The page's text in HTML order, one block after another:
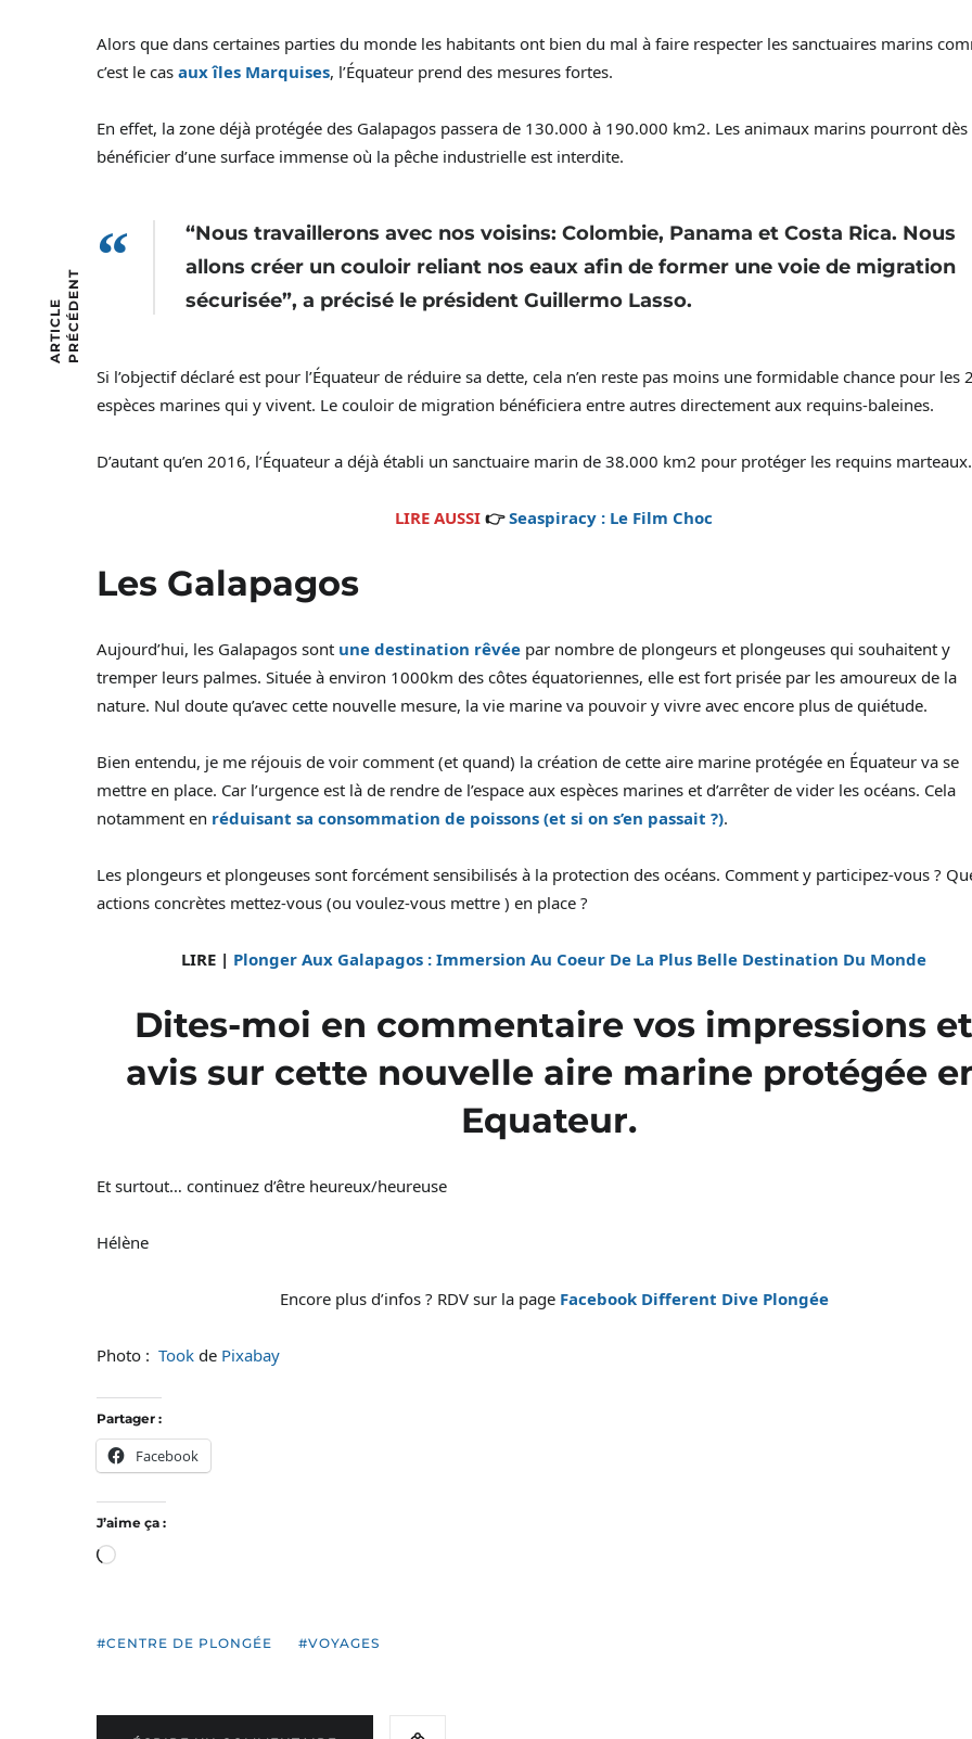
Alors que dans certaines parties du monde les habitants ont bien du mal à faire respecter les sanctuaires marins
c’est le cas aux îles Marquises, l’Équateur prend des mesures fortes.
En effet, la zone déjà protégée des Galapagos passera de 130.000 à 190.000 km2. Les animaux marins pourront
bénéficier d’une surface immense où la pêche industrielle est interdite.
“Nous travaillerons avec nos voisins: Colombie, Panama et Costa Rica. Nous
allons créer un couloir reliant nos eaux afin de former une voie de migration
sécurisée”, a précisé le président Guillermo Lasso.
Si l’objectif déclaré est pour l’Équateur de réduire sa dette, cela n’en reste pas moins une formidable chance pour les
espèces marines qui y vivent. Le couloir de migration bénéficiera entre autres directement aux requins-baleines.
D’autant qu’en 2016, l’Équateur a déjà établi un sanctuaire marin de 38.000 km2 pour protéger les requins marteaux.
LIRE AUSSI 👉Seaspiracy : Le Film Choc
Les Galapagos
Aujourd’hui, les Galapagos sont une destination rêvée par nombre de plongeurs et plongeuses qui souhaitent y
tremper leurs palmes. Située à environ 1000km des côtes équatoriennes, elle est fort prisée par les amoureux de la
nature. Nul doute qu’avec cette nouvelle mesure, la vie marine va pouvoir y vivre avec encore plus de quiétude.
Bien entendu, je me réjouis de voir comment (et quand) la création de cette aire marine protégée en Équateur va se
mettre en place. Car l’urgence est là de rendre de l’espace aux espèces marines et d’arrêter de vider les océans. Cela
notamment en réduisant sa consommation de poissons (et si on s’en passait ?).
Les plongeurs et plongeuses sont forcément sensibilisés à la protection des océans. Comment y participez-vous ?
actions concrètes mettez-vous (ou voulez-vous mettre ) en place ?
LIRE | Plonger Aux Galapagos : Immersion Au Coeur De La Plus Belle Destination Du Monde
Dites-moi en commentaire vos impressions et
avis sur cette nouvelle aire marine protégée
Equateur.
Et surtout… continuez d’être heureux/heureuse
Hélène
Encore plus d’infos ? RDV sur la page Facebook Different Dive Plongée
Photo : Took de Pixabay
Partager :
Facebook
J’aime ça :
Chargement…
CENTRE DE PLONGÉE VOYAGES
A
R
T
I
C
L
E
P
R
É
C
É
D
E
NT